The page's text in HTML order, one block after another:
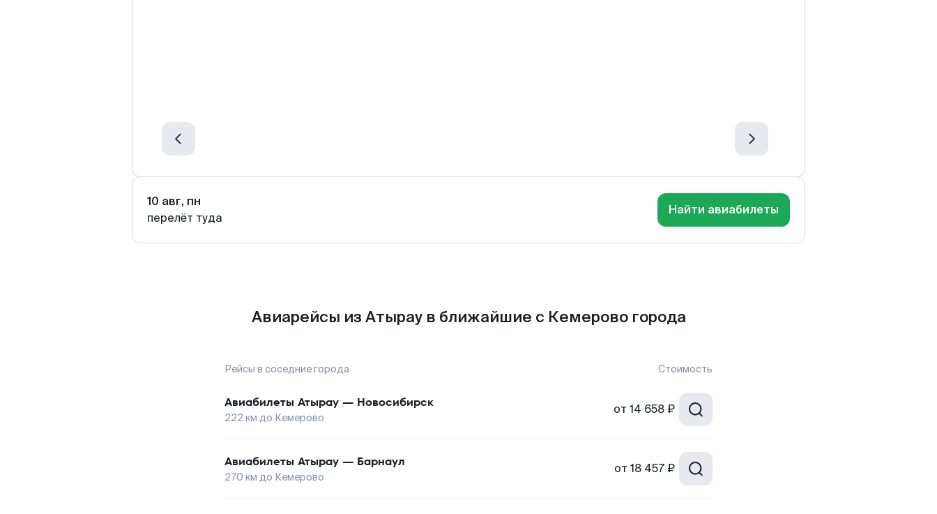
10 авг, пн
перелёт туда
Найти авиабилеты
Авиарейсы из Атырау в ближайшие с Кемерово города
Рейсы в соседние города Стоимость
Авиабилеты Атырау — Новосибирск
222 км до Кемерово
от 14 658 ₽
Авиабилеты Атырау — Барнаул
270 км до Кемерово
от 18 457 ₽